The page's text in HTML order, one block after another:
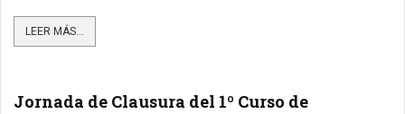
LEER MÁS...
Jornada de Clausura del 1º Curso de